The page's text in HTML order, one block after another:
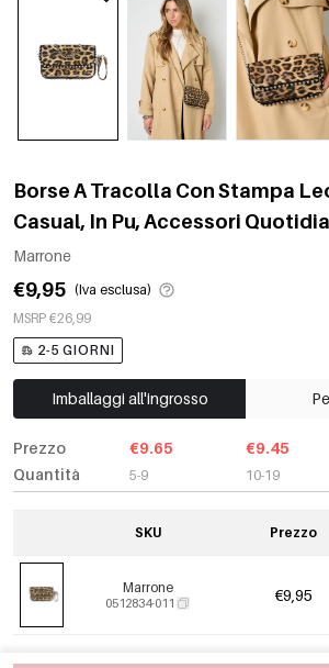
Borse A Tracolla Con Stampa
Casual, In Pu, Accessori
Marrone
€9,95 (Iva esclusa)
MSRP €26,99
2-5 GIORNI
Imballaggi all'ingrosso
Prezzo
Quantità
€9.65
5-9
€9.45
10-19
SKU Prezzo
Marrone
0512834-011 €9,95